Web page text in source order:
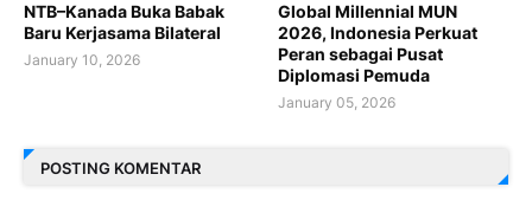
NTB–Kanada Buka Babak
Baru Kerjasama Bilateral
January 10, 2026
Global Millennial MUN
2026, Indonesia Perkuat
Peran sebagai Pusat
Diplomasi Pemuda
January 05, 2026
POSTING KOMENTAR